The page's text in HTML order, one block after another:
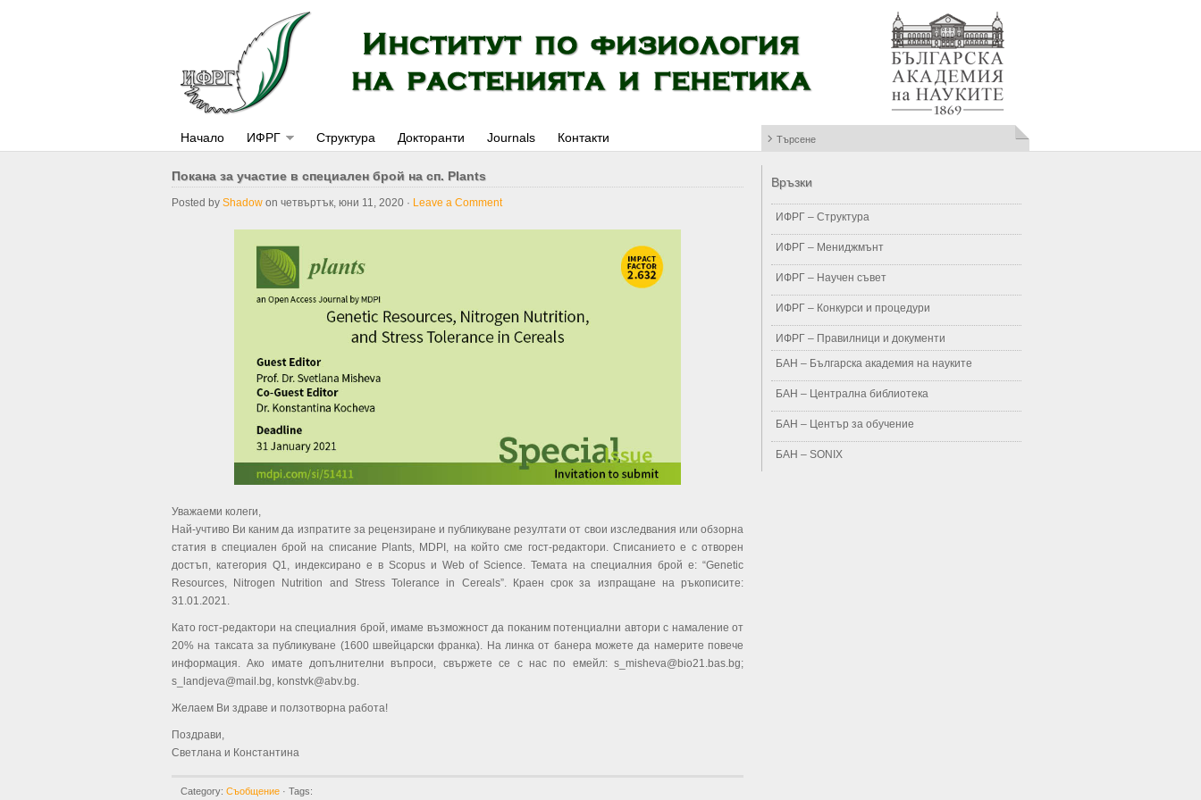
Начало ИФРГ Структура Докторанти Journals Контакти
Покана за участие в специален брой на сп. Plants
Posted by Shadow on четвъртък, юни 11, 2020 · Leave a Comment
Уважаеми колеги,
Най-учтиво Ви каним да изпратите за рецензиране и публикуване резултати от свои изследвания или обзорна
статия в специален брой на списание Plants, MDPI, на който сме гост-редактори. Списанието е с отворен
достъп, категория Q1, индексирано е в Scopus и Web of Science. Темата на специалния брой е: “Genetic
Resources, Nitrogen Nutrition and Stress Tolerance in Cereals”. Краен срок за изпращане на ръкописите:
31.01.2021.
Като гост-редактори на специалния брой, имаме възможност да поканим потенциални автори с намаление от
20% на таксата за публикуване (1600 швейцарски франка). На линка от банера можете да намерите повече
информация. Ако имате допълнителни въпроси, свържете се с нас по емейл: s_misheva@bio21.bas.bg;
s_landjeva@mail.bg, konstvk@abv.bg.
Желаем Ви здраве и ползотворна работа!
Поздрави,
Светлана и Константина
Category: Съобщение · Tags:
Връзки
ИФРГ – Структура
ИФРГ – Meниджмънт
ИФРГ – Научен съвет
ИФРГ – Конкурси и процедури
ИФРГ – Правилници и документи
БАН – Българска академия на науките
БАН – Централна библиотека
БАН – Център за обучение
БАН – SONIX